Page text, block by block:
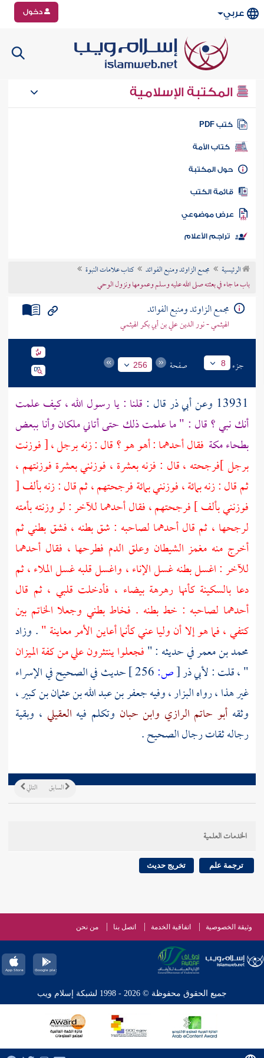
عربي دخول
المكتبة الإسلامية
كتب PDF
كتاب الأمة
المكتبة
الكتب
موضوعي
تراجم الأعلام
الرئيسية مجمع الزاوئد ومنبع الفوائد
كتاب علامات النبوة
باب ما جاء في بعثته صلى الله عليه وسلم وعمومها ونزول الوحي
مجمع الزاوئد ومنبع الفوائد
الهيثمي - نور الدين علي بن أبي بكر الهيثمي
جزء 8 صفحة 256
13931 وعن أبي ذرقال : قلنا : يا رسول الله ، كيف علمت
أنك نبي ؟ قال : " ما علمت ذلك حتى أتاني ملكان وأنا ببعض
بطحاءمكة فقال أحدهما : أهو هو ؟ قال : زنه برجل ، [ فوزنت
برجل ]فرجحته ، قال : فزنه بعشرة ، فوزنني بعشرة فوزنتهم ،
ثم قال : زنه بمائة ، فوزنني بمائة فرجحتهم ، ثم قال : زنه بألف [
فوزنني بألف ] فرجحتهم ، فقال أحدهما للآخر : لو وزنته بأمته
لرجحها ، ثم قال أحدهما لصاحبه : شق بطنه ، فشق بطني ثم
أخرج منه مغمز الشيطان وعلق الدم فطرحها ، فقال أحدهما
للآخر : اغسل بطنه غسل الإناء ، واغسل قلبه غسل الملاء ، ثم
دعا بالسكينة كأنها رهرهة بيضاء ، فأدخلت قلبي ، ثم قال
أحدهما لصاحبه : خط بطنه . فخاط بطني وجعلا الخاتم بين
كتفي ، فما هو إلا أن وليا عني كأنما أعاين الأمر معاينة ". وزاد
محمد بن معمرفي حديثه : "فجعلوا ينتثرون علي من كفة الميزان
" ، قلت :لأبي ذر[ص:
حديث في الصحيح في الإسراء
غير هذا ، رواهالبزار، وفيهجعفر بن عبد الله بن عثمان بن كبير،
وثقه أبو حاتم الرازي وابن حبان وتكلم فيه العقيلي ، وبقية
رجاله ثقات رجال الصحيح .
التالي السابق
الخدمات العلمية
ترجمة علم تخريج حديث
وثيقة الخصوصية اتفاقية الخدمة اتصل بنا من نحن
جميع الحقوق محفوظة © 2026 - 1998 لشبكة إسلام ويب